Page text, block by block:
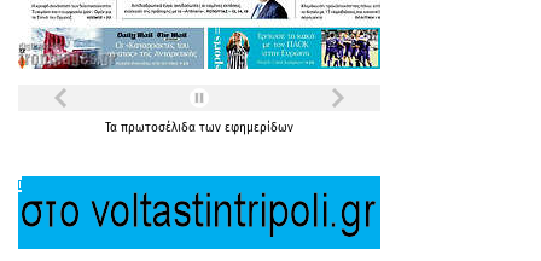
Τα πρωτοσέλιδα των εφημερίδων